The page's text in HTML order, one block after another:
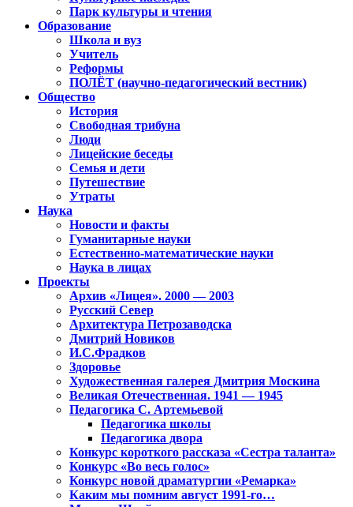
Парк культуры и чтения
Образование
Школа и вуз
Учитель
Реформы
ПОЛЁТ (научно-педагогический вестник)
Общество
История
Свободная трибуна
Люди
Лицейские беседы
Семья и дети
Путешествие
Утраты
Наука
Новости и факты
Гуманитарные науки
Естественно-математические науки
Наука в лицах
Проекты
Архив «Лицея». 2000 — 2003
Русский Север
Архитектура Петрозаводска
Дмитрий Новиков
И.С.Фрадков
Здоровье
Художественная галерея Дмитрия Москина
Великая Отечественная. 1941 — 1945
Педагогика С. Артемьевой
Педагогика школы
Педагогика двора
Конкурс короткого рассказа «Сестра таланта»
Конкурс «Во весь голос»
Конкурс новой драматургии «Ремарка»
Каким мы помним август 1991-го…